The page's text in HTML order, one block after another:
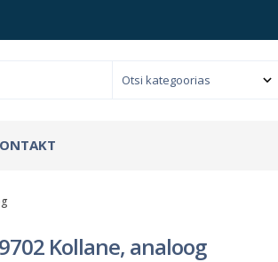
Kollane, analoog